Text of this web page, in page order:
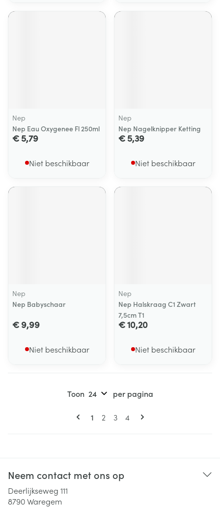
Nep
Nep Eau Oxygenee Fl 250ml
€ 5,79
Niet beschikbaar
Nep
Nep Nagelknipper Ketting
€ 5,39
Niet beschikbaar
Nep
Nep Babyschaar
€ 9,99
Niet beschikbaar
Nep
Nep Halskraag C1 Zwart
7,5cm T1
€ 10,20
Niet beschikbaar
Pagina's
U lees momenteel pagina
1 Pagina
2 Pagina
3 Pagina
4
Toon per pagina
Neem contact met ons op
Deerlijkseweg 111
8790Waregem